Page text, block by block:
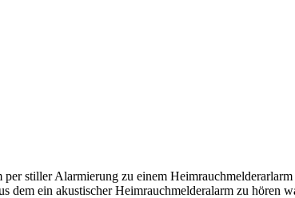
stiller Alarmierung zu einem
ein akustischer Heimrauchmelderalarm zu hören